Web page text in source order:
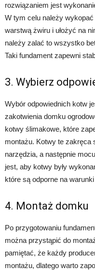
rozwiązaniem jest
W tym celu należy wykopać
warstwą żwiru i ułożyć na
należy zalać to wszystko
Taki fundament zapewni
3. Wybierz
Wybór odpowiednich kotw
zakotwienia domku
kotwy ślimakowe, które
montażu. Kotwy te zakręca
narzędzia, a następnie
jest, aby kotwy były
które są odporne na
4. Montaż domku
Po przygotowaniu
można przystąpić do
pamiętać, że każdy
montażu, dlatego warto